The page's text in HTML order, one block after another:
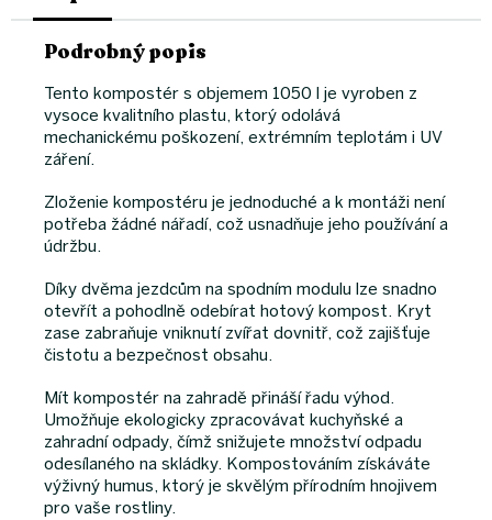
Podrobný popis
Tento kompostér s objemem 1050 l je vyroben z
vysoce kvalitního plastu, ktorý odolává
mechanickému poškození, extrémním teplotám i UV
záření.
Zloženie kompostéru je jednoduché a k montáži není
potřeba žádné nářadí, což usnadňuje jeho používání a
údržbu.
Díky dvěma jezdcům na spodním modulu lze snadno
otevřít a pohodlně odebírat hotový kompost. Kryt
zase zabraňuje vniknutí zvířat dovnitř, což zajišťuje
čistotu a bezpečnost obsahu.
Mít kompostér na zahradě přináší řadu výhod.
Umožňuje ekologicky zpracovávat kuchyňské a
zahradní odpady, čímž snižujete množství odpadu
odesílaného na skládky. Kompostováním získáváte
výživný humus, ktorý je skvělým přírodním hnojivem
pro vaše rostliny.